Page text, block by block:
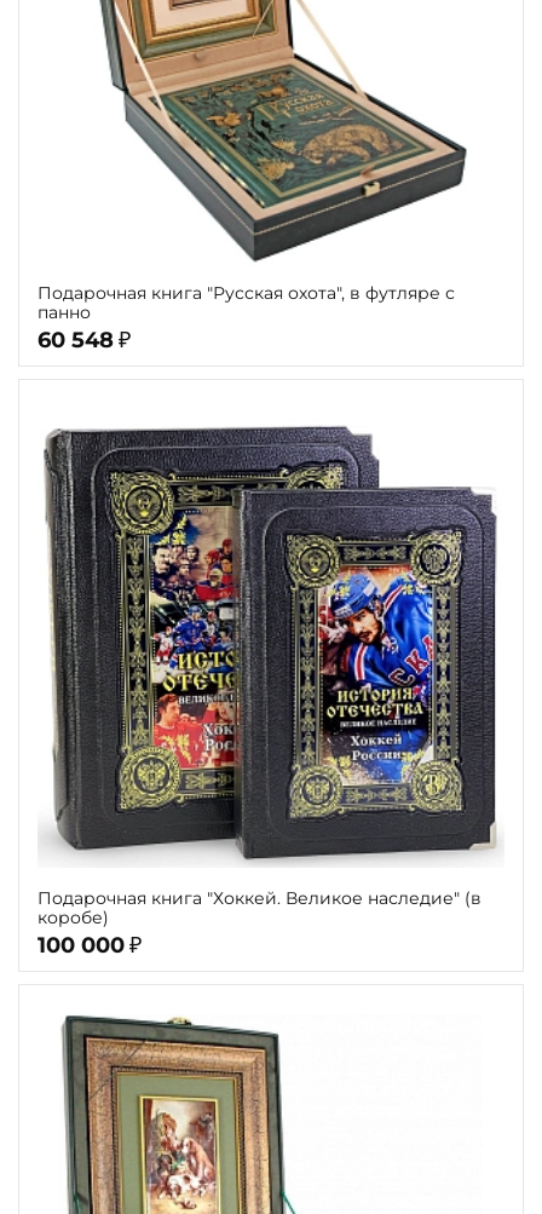
Подарочная книга "Русская охота", в футляре с
панно
60 548 ₽
Подарочная книга "Хоккей. Великое наследие" (в
коробе)
100 000 ₽